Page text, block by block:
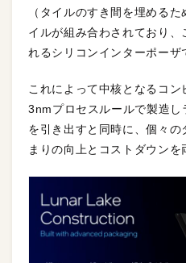
（タイルのすき間を埋める
イルが組み合わされており
れるシリコンインターポーザ
これによって中核となるコ
3nmプロセスルールで製造
を引き出すと同時に、個々
まりの向上とコストダウンを